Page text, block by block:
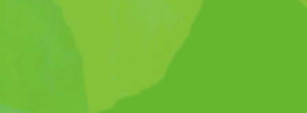
認定こども園 関西国際大学附属 難波愛の園幼稚園